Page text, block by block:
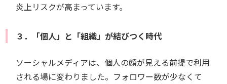
炎上リスクが高まっています。
３．「個人」と「組織」が結びつく時代
ソーシャルメディアは、個人の顔が見える前提で利用
される場に変わりました。フォロワー数が少なくて